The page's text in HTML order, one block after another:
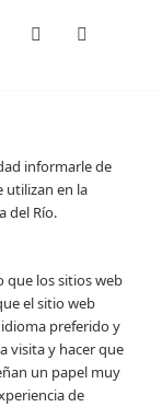
informarle de
utilizan en la
del Río.
que los sitios web
el sitio web
preferido y
visita y hacer que
un papel muy
de